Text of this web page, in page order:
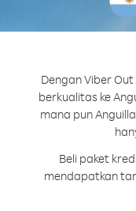
Dengan Viber
berkualitas ke
mana pun
Beli paket
mendapatkan